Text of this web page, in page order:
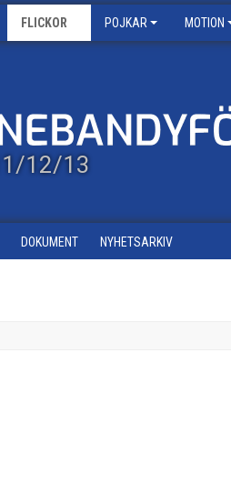
FLICKOR POJKAR MOTION
12/13
DOKUMENT NYHETSARKIV